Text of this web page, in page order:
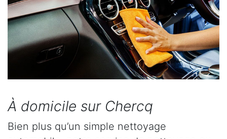
À domicile sur Chercq
Bien plus qu’un simple nettoyage